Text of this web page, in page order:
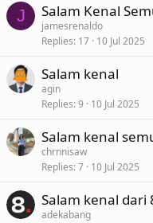
J Salam Kenal
jamesrenaldo
Replies 17 10 Jul 2025
Salam kenal
agin
Replies 9 10 Jul 2025
Salam kenal
chrnnisaw
Replies 7 10 Jul 2025
Salam kenal dari
adekabang